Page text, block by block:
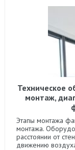
Техническое
монтаж,
Этапы монтажа
монтажа.
расстоянии от
движению